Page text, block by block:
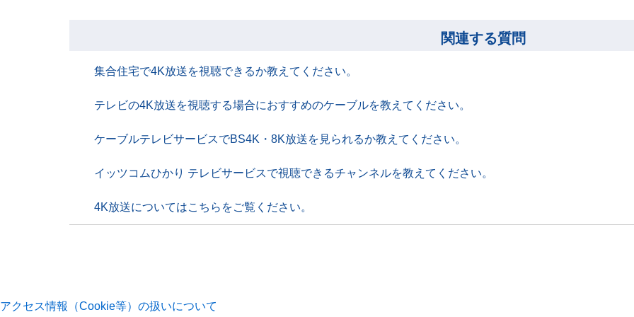
関連する質問
集合住宅で4K放送を視聴できるか教えてください。
テレビの4K放送を視聴する場合におすすめのケーブルを教えてください。
ケーブルテレビサービスでBS4K・8K放送を見られるか教えてください。
イッツコムひかり テレビサービスで視聴できるチャンネルを教えてください。
4K放送についてはこちらをご覧ください。
アクセス情報（Cookie等）の扱いについて